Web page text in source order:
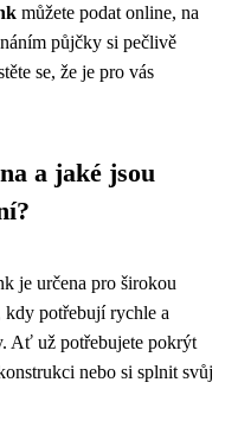
můžete podat online, na
půjčky si pečlivě
se, že je pro vás
a jaké jsou
je určena pro širokou
potřebují rychle a
Ať už potřebujete pokrýt
nebo si splnit svůj